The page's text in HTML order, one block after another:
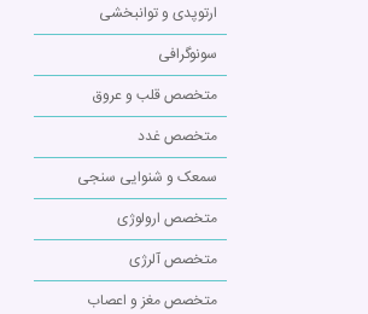
ارتوپدی و توانبخشی
سونوگرافی
متخصص قلب و عروق
متخصص غدد
سمعک و شنوایی سنجی
متخصص ارولوژی
متخصص آلرژی
متخصص مغز و اعصاب